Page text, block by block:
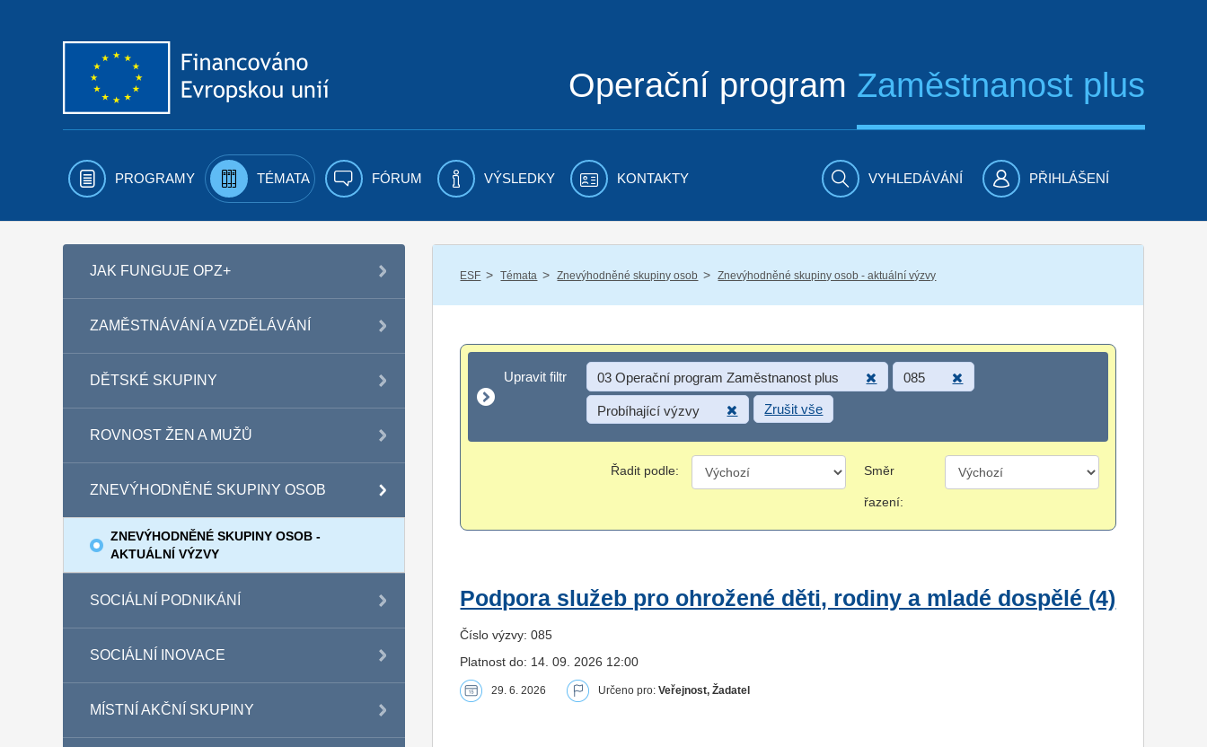
Operační program Zaměstnanost plus
PROGRAMY TÉMATA FÓRUM VÝSLEDKY KONTAKTY VYHLEDÁVÁNÍ PŘIHLÁŠENÍ
JAK FUNGUJE OPZ+
ZAMĚSTNÁVÁNÍ A VZDĚLÁVÁNÍ
DĚTSKÉ SKUPINY
ROVNOST ŽEN A MUŽŮ
ZNEVÝHODNĚNÉ SKUPINY OSOB
ZNEVÝHODNĚNÉ SKUPINY OSOB -
AKTUÁLNÍ VÝZVY
SOCIÁLNÍ PODNIKÁNÍ
SOCIÁLNÍ INOVACE
MÍSTNÍ AKČNÍ SKUPINY
ESF / Témata / Znevýhodněné skupiny osob / Znevýhodněné skupiny osob - aktuální výzvy
Upravit filtr
Upravit filtr 03 Operační program Zaměstnanost plus 085
Probíhající výzvy Zrušit vše
Řadit podle: Směr
řazení:
Podpora služeb pro ohrožené děti, rodiny a mladé dospělé (4)
Číslo výzvy: 085
Platnost do: 14. 09. 2026 12:00
29. 6. 2026 Určeno pro:Veřejnost, Žadatel